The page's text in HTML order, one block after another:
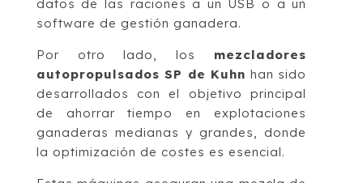
datos de las raciones a un USB o a un
software de gestión ganadera.
Por otro lado, los mezcladores
autopropulsados SP de Kuhn han sido
desarrollados con el objetivo principal
de ahorrar tiempo en explotaciones
ganaderas medianas y grandes, donde
la optimización de costes es esencial.